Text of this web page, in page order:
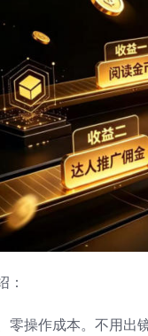
：
零操作成本。不用出